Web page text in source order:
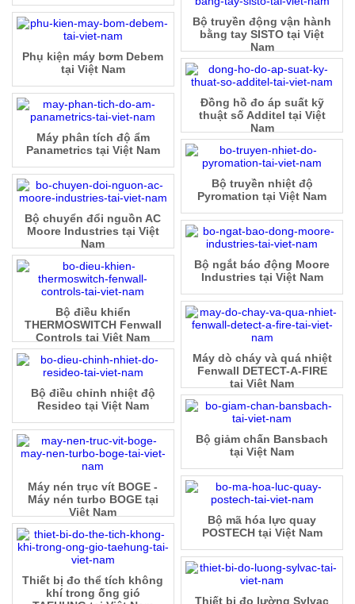
Bộ truyền động vận hành
bằng tay SISTO tại Việt
Nam
Phụ kiện máy bơm Debem
tại Việt Nam
Đồng hồ đo áp suất kỹ
thuật số Additel tại Việt
Nam
Máy phân tích độ ẩm
Panametrics tại Việt Nam
Bộ truyền nhiệt độ
Pyromation tại Việt Nam
Bộ chuyển đổi nguồn AC
Moore Industries tại Việt
Nam
Bộ ngắt báo động Moore
Industries tại Việt Nam
Bộ điều khiển
THERMOSWITCH Fenwall
Controls tại Việt Nam
Máy dò cháy và quá nhiệt
Fenwall DETECT-A-FIRE
tại Việt Nam
Bộ điều chỉnh nhiệt độ
Resideo tại Việt Nam
Bộ giảm chấn Bansbach
tại Việt Nam
Máy nén trục vít BOGE -
Máy nén turbo BOGE tại
Việt Nam
Bộ mã hóa lực quay
POSTECH tại Việt Nam
Thiết bị đo thể tích không
khí trong ống gió
Thiết bị đo lường Sylvac